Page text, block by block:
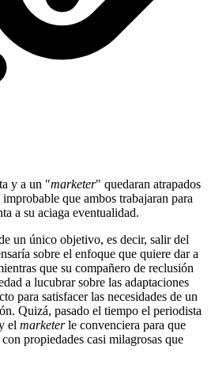
y a un "marketer" quedaran atrapados
improbable que ambos trabajaran para
a su aciaga eventualidad.
un único objetivo, es decir, salir del
sobre el enfoque que quiere dar a
que su compañero de reclusión
a lucubrar sobre las adaptaciones
para satisfacer las necesidades de un
Quizá, pasado el tiempo el periodista
el marketerle convenciera para que
propiedades casi milagrosas que